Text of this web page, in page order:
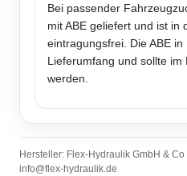
Bei passender
mit ABE geliefert und ist in
eintragungsfrei. Die ABE
Lieferumfang und sollte
werden.
Hersteller: Flex-Hydraulik GmbH &
info@flex-hydraulik.de